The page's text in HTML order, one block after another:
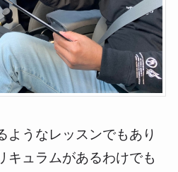
ようなレッスンでもあり
キュラムがあるわけでも